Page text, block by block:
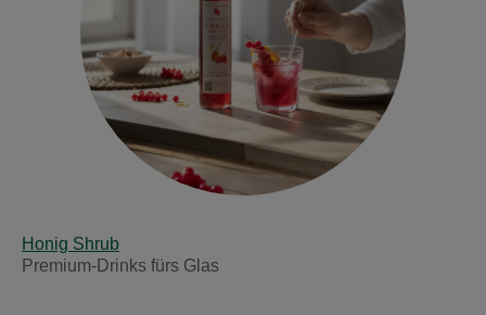
Honig Shrub
Premium-Drinks fürs Glas